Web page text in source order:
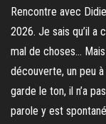
Rencontre avec
2026. Je sais qu’il a
mal de choses…
découverte, un peu
garde le ton, il n’a
parole y est